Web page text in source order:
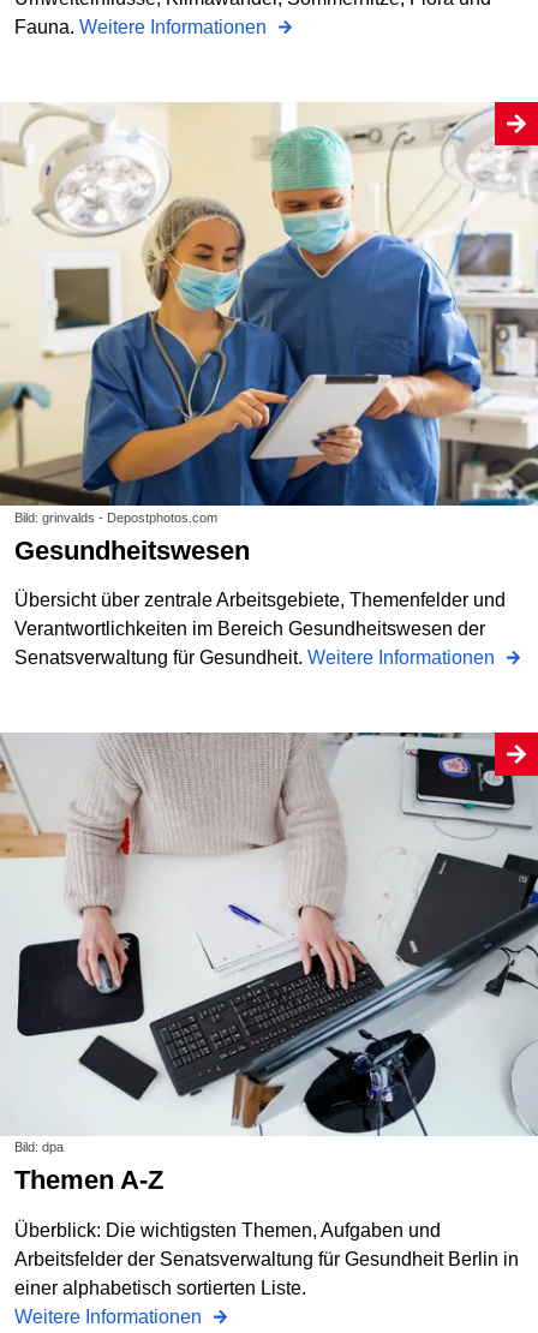
Fauna. Weitere Informationen
Bild: grinvalds - Depostphotos.com
Gesundheitswesen
Übersicht über zentrale Arbeitsgebiete, Themenfelder und
Verantwortlichkeiten im Bereich Gesundheitswesen der
Senatsverwaltung für Gesundheit. Weitere Informationen
Bild: dpa
Themen A-Z
Überblick: Die wichtigsten Themen, Aufgaben und
Arbeitsfelder der Senatsverwaltung für Gesundheit Berlin in
einer alphabetisch sortierten Liste.
Weitere Informationen